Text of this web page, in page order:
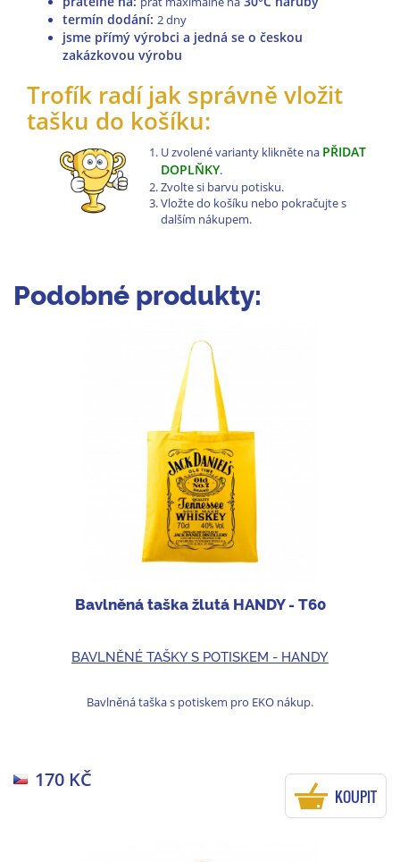
termín dodání: 2 dny
jsme přímý výrobci a jedná se o českou
zakázkovou výrobu
Trofík radí jak správně vložit
tašku do košíku:
U zvolené varianty klikněte na PŘIDAT
DOPLŇKY.
Zvolte si barvu potisku.
Vložte do košíku nebo pokračujte s
dalším nákupem.
Podobné produkty:
Bavlněná taška žlutá HANDY - T60
BAVLNĚNÉ TAŠKY S POTISKEM - HANDY
Bavlněná taška s potiskem pro EKO nákup.
170 KČ
KOUPIT